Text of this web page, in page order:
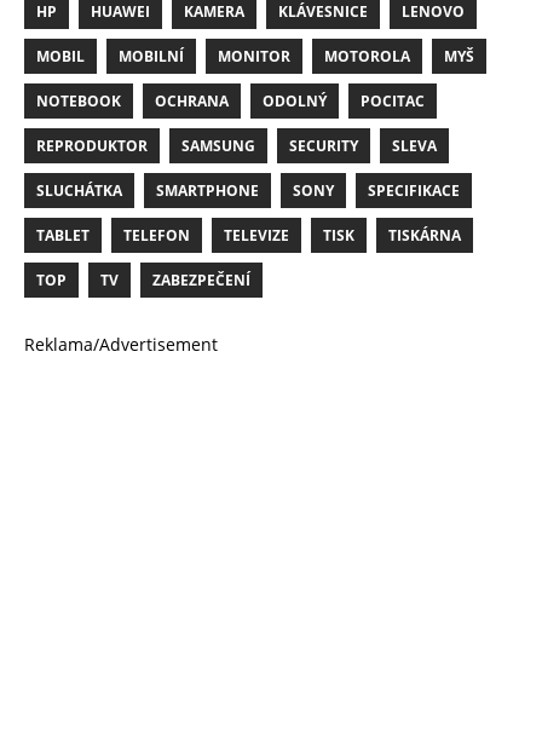
HP HUAWEI KAMERA KLÁVESNICE LENOVO
MOBIL MOBILNÍ MONITOR MOTOROLA MYŠ
NOTEBOOK OCHRANA ODOLNÝ POCITAC
REPRODUKTOR SAMSUNG SECURITY SLEVA
SLUCHÁTKA SMARTPHONE SONY SPECIFIKACE
TABLET TELEFON TELEVIZE TISK TISKÁRNA
TOP TV ZABEZPEČENÍ
Reklama/Advertisement